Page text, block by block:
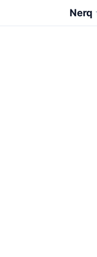
Nerq